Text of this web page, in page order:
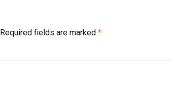
Required fields are marked *